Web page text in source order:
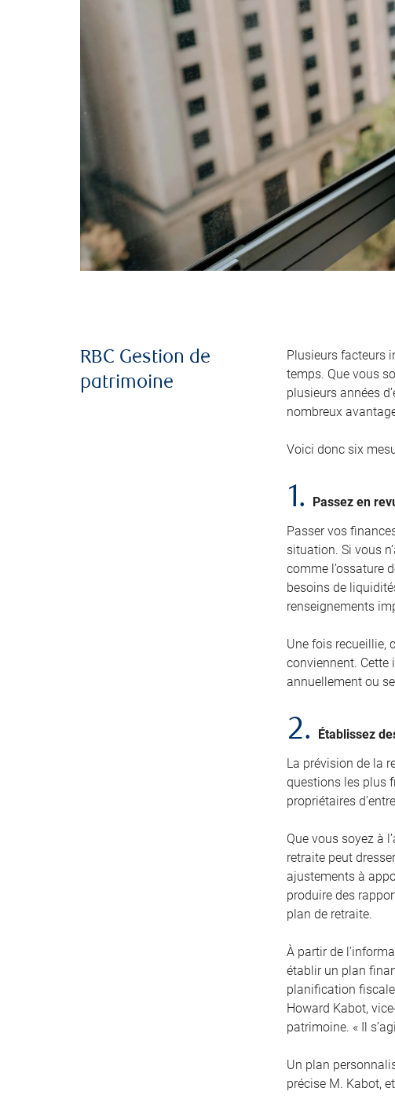
RBC Gestion de
patrimoine
Plusieurs facteurs
temps. Que vous
plusieurs années
nombreux
Voici donc six
1.
Passez en
Passer vos
situation. Si vous
comme l’ossature
besoins de
renseignements
Une fois recueillie,
conviennent. Cette
annuellement ou
2.
Établissez
La prévision de la
questions les plus
propriétaires
Que vous soyez à
retraite peut
ajustements à
produire des
plan de retraite.
À partir de
établir un plan
planification
Howard Kabot,
patrimoine. « Il
Un plan
précise M. Kabot,